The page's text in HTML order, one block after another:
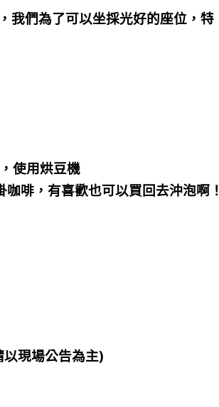
我們為了可以坐採光好的座位，特
使用烘豆機
啡，有喜歡也可以買回去沖泡啊！
現場公告為主)